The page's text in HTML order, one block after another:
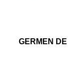
GERMEN